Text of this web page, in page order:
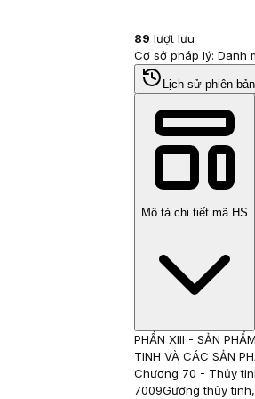
89 lượt lưu
Cơ sở pháp lý: Danh
Lịch sử phiên
Mô tả chi tiết mã HS
PHẦN XIII - SẢN
TINH VÀ CÁC SẢN
Chương 70 - Thủy
7009Gương thủy